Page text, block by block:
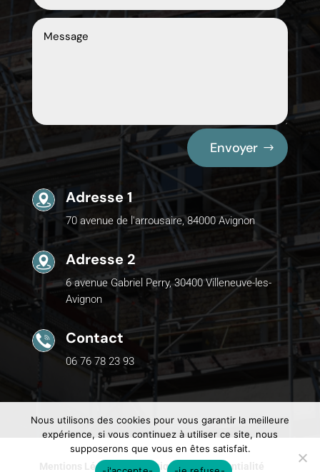
Envoyer
Adresse 1
70 avenue de l'arrousaire, 84000 Avignon
Adresse 2
6 avenue Gabriel Perry, 30400 Villeneuve-les-
Avignon
Contact
06 76 78 23 93
Mentions Légales Politique de Confidentialité
Nous utilisons des cookies pour vous garantir la meilleure
expérience, si vous continuez à utiliser ce site, nous
supposerons que vous en êtes satisfait.